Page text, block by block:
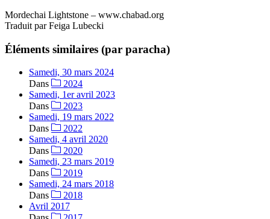
Mordechai Lightstone – www.chabad.org
Traduit par Feiga Lubecki
Éléments similaires (par paracha)
Samedi, 30 mars 2024
Dans
2024
Samedi, 1er avril 2023
Dans
2023
Samedi, 19 mars 2022
Dans
2022
Samedi, 4 avril 2020
Dans
2020
Samedi, 23 mars 2019
Dans
2019
Samedi, 24 mars 2018
Dans
2018
Avril 2017